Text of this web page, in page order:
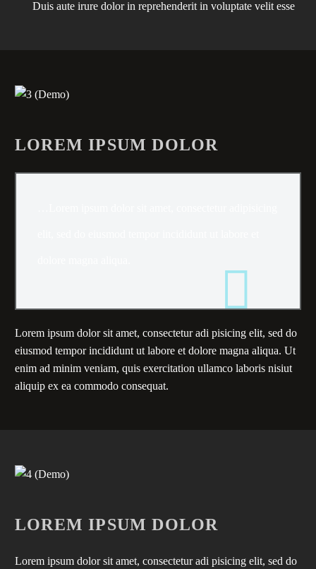
Duis aute irure dolor in reprehenderit in voluptate velit esse
LOREM IPSUM DOLOR
Lorem ipsum dolor sit amet, consectetur adi pisicing elit, sed do
eiusmod tempor incididunt ut labore et dolore magna aliqua. Ut
enim ad minim veniam, quis exercitation ullamco laboris nisiut
aliquip ex ea commodo consequat.
LOREM IPSUM DOLOR
Lorem ipsum dolor sit amet, consectetur adi pisicing elit, sed do